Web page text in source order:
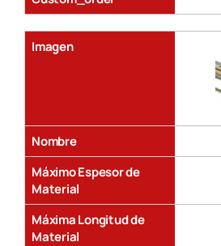
Imagen
Nombre
Máximo Espesor de
Material
Máxima Longitud de
Material